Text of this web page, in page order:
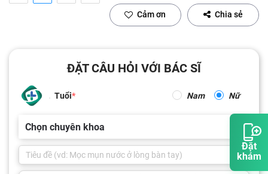
Đặt
khám
Cảm ơn Chia sẻ
ĐẶT CÂU HỎI VỚI BÁC SĨ
Tuổi Nam Nữ
Chọn chuyên khoa